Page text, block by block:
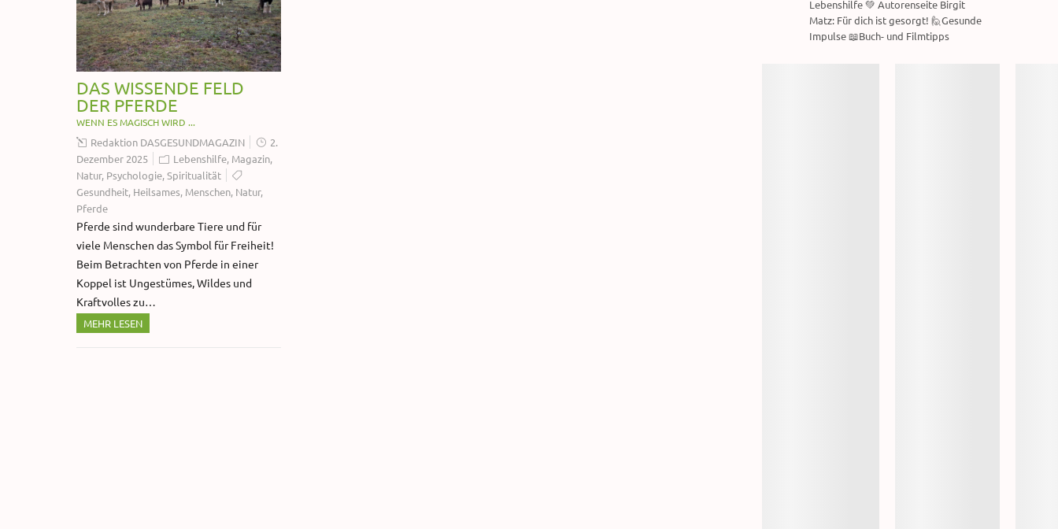
DAS WISSENDE FELD
DER PFERDE
WENN ES MAGISCH WIRD ...
Redaktion DASGESUNDMAGAZIN
2.
Dezember 2025
Lebenshilfe, Magazin,
Natur, Psychologie,Spiritualität
Gesundheit, Heilsames, Menschen, Natur,
Pferde
Pferde sind wunderbare Tiere und für
viele Menschen das Symbol für Freiheit!
Beim Betrachten von Pferde in einer
Koppel ist Ungestümes, Wildes und
Kraftvolles zu…
MEHR LESEN
Lebenshilfe 💚 Autorenseite Birgit
Matz: Für dich ist gesorgt! 🙋Gesunde
Impulse 📖Buch- und Filmtipps